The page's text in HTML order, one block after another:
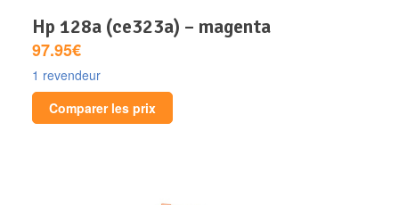
hp 128a (ce323a) – magenta
97.95€
1 revendeur
Comparer les prix